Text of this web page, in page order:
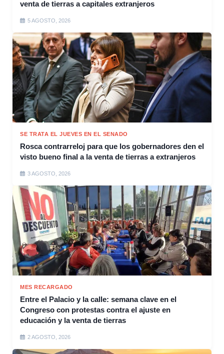
venta de tierras a capitales extranjeros
5 AGOSTO, 2026
SE TRATA EL JUEVES EN EL SENADO
Rosca contrarreloj para que los gobernadores den el
visto bueno final a la venta de tierras a extranjeros
3 AGOSTO, 2026
MES RECARGADO
Entre el Palacio y la calle: semana clave en el
Congreso con protestas contra el ajuste en
educación y la venta de tierras
2 AGOSTO, 2026